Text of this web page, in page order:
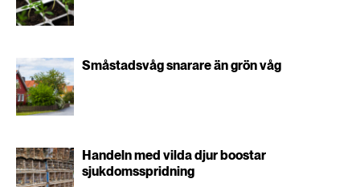
Småstadsvåg snarare än grön våg
Handeln med vilda djur boostar
sjukdomsspridning